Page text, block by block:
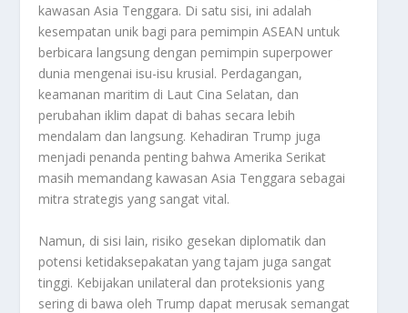
kawasan Asia Tenggara. Di satu sisi, ini adalah
kesempatan unik bagi para pemimpin ASEAN untuk
berbicara langsung dengan pemimpin superpower
dunia mengenai isu-isu krusial. Perdagangan,
keamanan maritim di Laut Cina Selatan, dan
perubahan iklim dapat di bahas secara lebih
mendalam dan langsung. Kehadiran Trump juga
menjadi penanda penting bahwa Amerika Serikat
masih memandang kawasan Asia Tenggara sebagai
mitra strategis yang sangat vital.
Namun, di sisi lain, risiko gesekan diplomatik dan
potensi ketidaksepakatan yang tajam juga sangat
tinggi. Kebijakan unilateral dan proteksionis yang
sering di bawa oleh Trump dapat merusak semangat